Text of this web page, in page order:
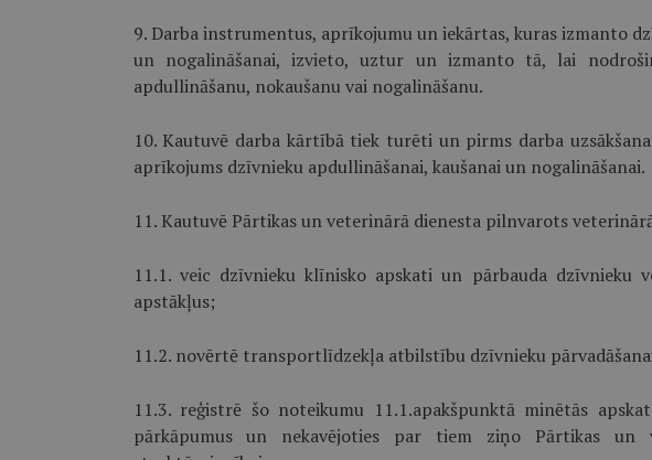
9. Darba instrumentus, aprīkojumu un iekārtas, kuras izmanto
un nogalināšanai, izvieto, uztur un izmanto tā, lai
apdullināšanu, nokaušanu vai nogalināšanu.
10. Kautuvē darba kārtībā tiek turēti un pirms darba
aprīkojums dzīvnieku apdullināšanai, kaušanai un nogalināšanai.
11. Kautuvē Pārtikas un veterinārā dienesta pilnvarots
11.1. veic dzīvnieku klīnisko apskati un pārbauda dzīvnieku
apstākļus;
11.2. novērtē transportlīdzekļa atbilstību dzīvnieku
11.3. reģistrē šo noteikumu 11.1.apakšpunktā minētās
pārkāpumus un nekavējoties par tiem ziņo Pārtikas un